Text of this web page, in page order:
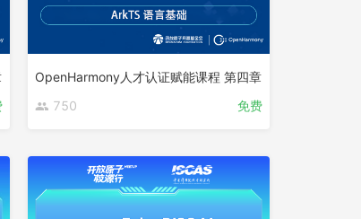
OpenHarmony人才认证赋能课程 第四章
750
免费